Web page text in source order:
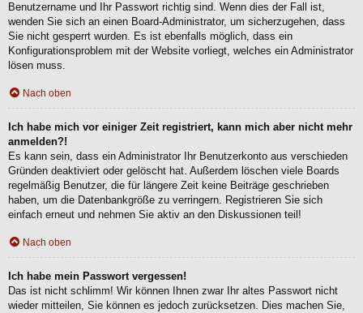
Benutzername und Ihr Passwort richtig sind. Wenn dies der Fall ist,
wenden Sie sich an einen Board-Administrator, um sicherzugehen, dass
Sie nicht gesperrt wurden. Es ist ebenfalls möglich, dass ein
Konfigurationsproblem mit der Website vorliegt, welches ein Administrator
lösen muss.
Nach oben
Ich habe mich vor einiger Zeit registriert, kann mich aber nicht mehr
anmelden?!
Es kann sein, dass ein Administrator Ihr Benutzerkonto aus verschieden
Gründen deaktiviert oder gelöscht hat. Außerdem löschen viele Boards
regelmäßig Benutzer, die für längere Zeit keine Beiträge geschrieben
haben, um die Datenbankgröße zu verringern. Registrieren Sie sich
einfach erneut und nehmen Sie aktiv an den Diskussionen teil!
Nach oben
Ich habe mein Passwort vergessen!
Das ist nicht schlimm! Wir können Ihnen zwar Ihr altes Passwort nicht
wieder mitteilen, Sie können es jedoch zurücksetzen. Dies machen Sie,